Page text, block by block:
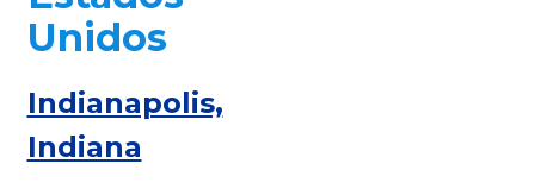
Indianapolis,
Indiana